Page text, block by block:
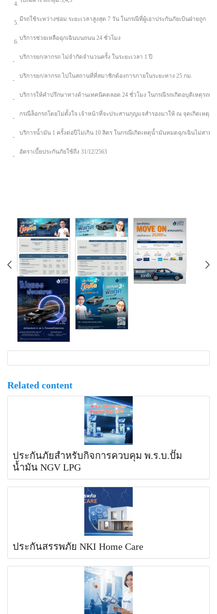
4.
5.
มีรถใช้ระหว่างซ่อม ระยะเวลาสูงสุด 7 วัน ในกรณีที่ผู้เอาประกันภัยเป้นฝ่ายถูก
6.
บริการช่วยเหลือฉุกเฉินบนถนน 24 ชั่วโมง
-
บริการยก/ลากรถ ไม่จำกัดจำนวนครั้ง ในระยะเวลา 1 ปี
-
บริการยก/ลากรถ ไปในสถานที่ที่สมาชิกต้องการภายในระยะทาง 25 กม.
-
บริการให้คำปรึกษาทางด้านเทคนิคตลอด 24 ชั่วโมง ในกรณีรถเกิดอบุติเหตุรถเสีย
-
กรณีล็อกรถโดยไม่ตั้งใจ เจ้าหน้าที่จะประสานกุญแจสำรองมาให้ ณ จุดเกิดเหตุภา
-
บริการน้ำมัน 1 ครั้งต่อปีไม่เกิน 10 ลิตร ในกรณีเกิดเหตุน้ำมันหมดฉุกเฉินไม่สาม
-
อัตราเบี้ยประกันภัยใช้ถึง 31/12/2563
Related content
ประกันภัยสำหรับกิจการควบคุม พ.ร.บ.ปั๊ม
น้ำมัน NGV LPG
ประกันสรรพภัย NKI Home Care